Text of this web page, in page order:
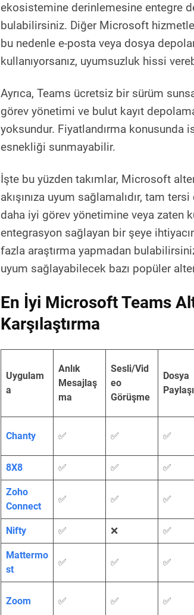
ekosistemine derinlemesine entegre
bulabilirsiniz. Diğer Microsoft
bu nedenle e-posta veya dosya
kullanıyorsanız, uyumsuzluk hissi
Ayrıca, Teams ücretsiz bir sürüm
görev yönetimi ve bulut kayıt
yoksundur. Fiyatlandırma konusunda
esnekliği sunmayabilir.
İşte bu yüzden takımlar, Microsoft
akışınıza uyum sağlamalıdır, tam
daha iyi görev yönetimine veya zaten
entegrasyon sağlayan bir şeye
fazla araştırma yapmadan
uyum sağlayabilecek bazı popüler
En İyi Microsoft Teams
Karşılaştırma
Uygulam
a
Anlık
Mesajlaş
ma
Sesli/Vid
eo
Görüşme
Dosya
Chanty ✅ ✅ ✅
8X8 ✅ ✅ ✅
Zoho
Connect
✅ ✅ ✅
Nifty ✅ ❌ ✅
Mattermo
st
✅ ✅ ✅
Zoom ✅ ✅ ✅